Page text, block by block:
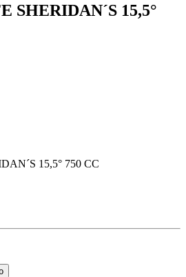
SHERIDAN´S 15,5°
15,5° 750 CC